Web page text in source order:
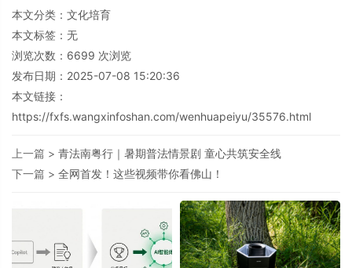
本文分类： 文化培育
本文标签：无
浏览次数： 6699 次浏览
发布日期：2025-07-08 15:20:36
本文链接：
https://fxfs.wangxinfoshan.com/wenhuapeiyu/35576.html
上一篇 > 青法南粤行｜暑期普法情景剧 童心共筑安全线
下一篇 > 全网首发！这些视频带你看佛山！